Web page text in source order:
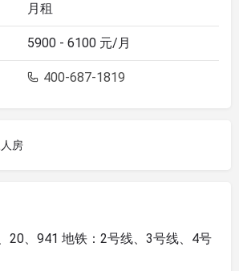
月租
5900 - 6100 元/月
400-687-1819
房
20、941 地铁：2号线、3号线、4号